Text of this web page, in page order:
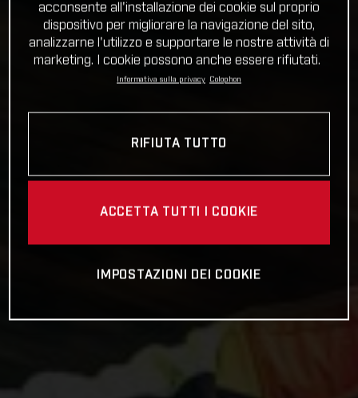
acconsente all'installazione dei cookie sul proprio
dispositivo per migliorare la navigazione del sito,
analizzarne l'utilizzo e supportare le nostre attività di
marketing. I cookie possono anche essere rifiutati.
Informativa sulla privacy Colophon
RIFIUTA TUTTO
ACCETTA TUTTI I COOKIE
IMPOSTAZIONI DEI COOKIE